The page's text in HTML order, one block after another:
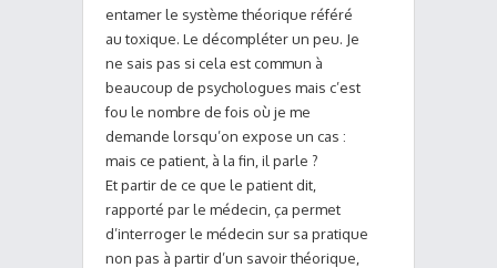
entamer le système théorique référé
au toxique. Le décompléter un peu. Je
ne sais pas si cela est commun à
beaucoup de psychologues mais c’est
fou le nombre de fois où je me
demande lorsqu’on expose un cas :
mais ce patient, à la fin, il parle ?
Et partir de ce que le patient dit,
rapporté par le médecin, ça permet
d’interroger le médecin sur sa pratique
non pas à partir d’un savoir théorique,